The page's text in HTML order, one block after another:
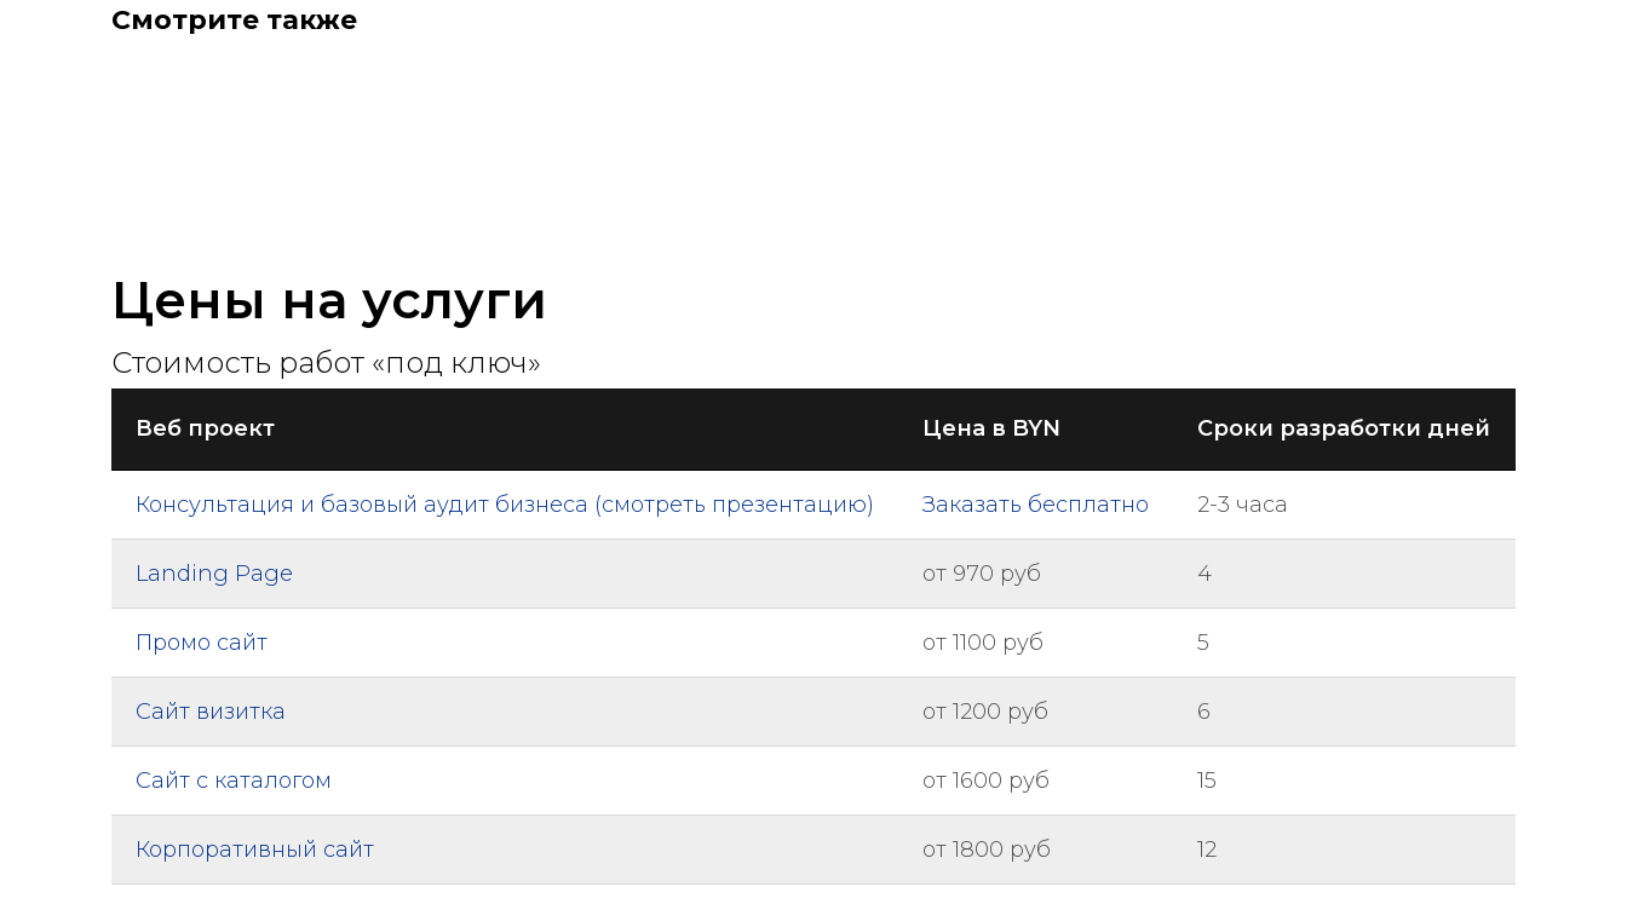
Смотрите также
Цены на услуги
Стоимость работ «под ключ»
Веб проект Цена в BYN Сроки разработки дней
Консультация и базовый аудит бизнеса (смотреть презентацию) Заказать бесплатно 2-3 часа
Landing Page от 970 руб 4
Промо сайт от 1100 руб 5
Сайт визитка от 1200 руб 6
Сайт с каталогом от 1600 руб 15
Корпоративный сайт от 1800 руб 12